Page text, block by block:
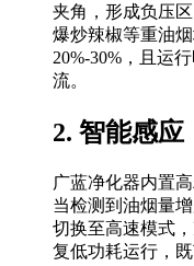
夹角，形成负压
爆炒辣椒等重油
20%-30%，且运
流。
2. 智能感
广蓝净化器内置
当检测到油烟量
切换至高速模式
复低功耗运行，